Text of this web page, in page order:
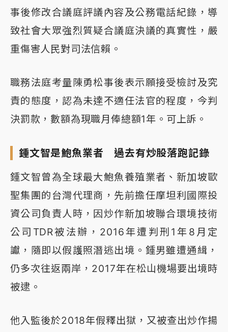
事後修改合議庭評議內容及公務電話紀錄，導
致社會大眾強烈質疑合議庭決議的真實性，嚴
重傷害人民對司法信賴。
職務法庭考量陳勇松事後表示願接受檢討及究
責的態度，認為未達不適任法官的程度，今判
決罰款，數額為現職月俸總額1年。可上訴。
鍾文智是鮑魚業者 過去有炒股落跑記錄
鍾文智曾為全球最大鮑魚養殖業者、新加坡歐
聖集團的台灣代理商，先前擔任摩坦利國際投
資公司負責人時，因炒作新加坡聯合環境技術
公司TDR被法辦，2016年遭判刑1年8月定
讞，隨即以假護照潛逃出境。鍾男雖遭通緝，
仍多次往返兩岸，2017年在松山機場要出境時
被逮。
他入監後於2018年假釋出獄，又被查出炒作揚